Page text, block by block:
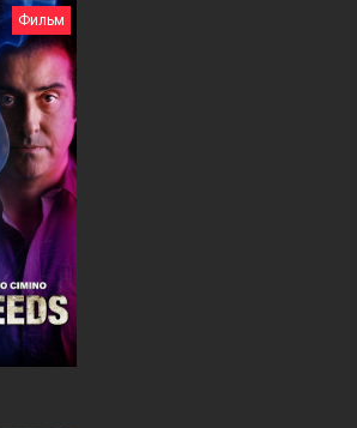
Фильм